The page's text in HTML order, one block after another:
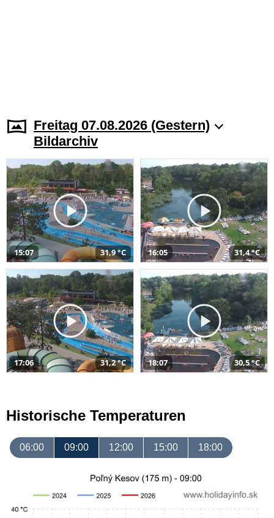
Freitag 07.08.2026 (Gestern)
Bildarchiv
15:07 31,9 °C 16:05 31,4 °C
17:06 31,2 °C 18:07 30,5 °C
Historische Temperaturen
06:00 09:00 12:00 15:00 18:00